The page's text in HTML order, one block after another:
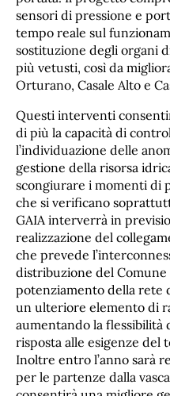
sensori di pressione e
tempo reale sul
sostituzione degli organi
più vetusti, così da
Orturano, Casale Alto e
Questi interventi
di più la capacità di
l’individuazione delle
gestione della risorsa
scongiurare i momenti di
che si verificano
GAIA interverrà in
realizzazione del
che prevede
distribuzione del Comune
potenziamento della rete
un ulteriore elemento di
aumentando la flessibilità
risposta alle esigenze del
Inoltre entro l’anno sarà
per le partenze dalla